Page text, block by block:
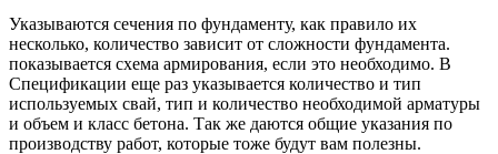
Указываются сечения по фундаменту, как правило их
несколько, количество зависит от сложности фундамента.
показывается схема армирования, если это необходимо. В
Спецификации еще раз указывается количество и тип
используемых свай, тип и количество необходимой арматуры
и объем и класс бетона. Так же даются общие указания по
производству работ, которые тоже будут вам полезны.